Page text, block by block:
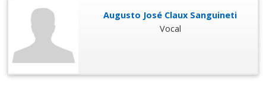
Augusto José Claux Sanguineti
Vocal